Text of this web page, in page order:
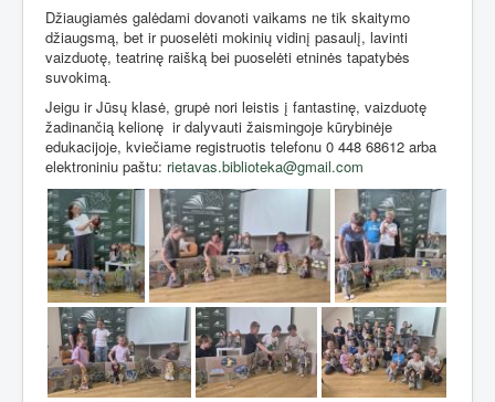
Džiaugiamės galėdami dovanoti vaikams ne tik skaitymo
džiaugsmą, bet ir puoselėti mokinių vidinį pasaulį, lavinti
vaizduotę, teatrinę raišką bei puoselėti etninės tapatybės
suvokimą.
Jeigu ir Jūsų klasė, grupė nori leistis į fantastinę, vaizduotę
žadinančią kelionę ir dalyvauti žaismingoje kūrybinėje
edukacijoje, kviečiame registruotis telefonu 0 448 68612 arba
elektroniniu paštu: rietavas.biblioteka@gmail.com